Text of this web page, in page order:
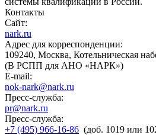
Контакты
Сайт:
nark.ru
Адрес для корреспонденции:
109240, Москва, Котельническая
(В РСПП для АНО «НАРК»)
E-mail:
nok-nark@nark.ru
Пресс-служба:
pr@nark.ru
Пресс-служба:
+7 (495) 966-16-86 (доб. 1019 или